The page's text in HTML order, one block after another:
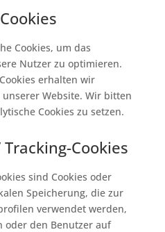
Cookies, um das
Nutzer zu optimieren.
erhalten wir
Website. Wir bitten
Cookies zu setzen.
Cookies
sind Cookies oder
Speicherung, die zur
verwendet werden,
oder den Benutzer auf